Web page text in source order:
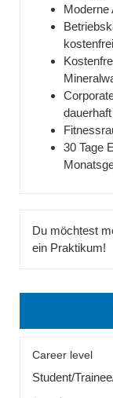
Moderne
30 Tage
Du möchtest
ein Praktikum!
Career level
Student/